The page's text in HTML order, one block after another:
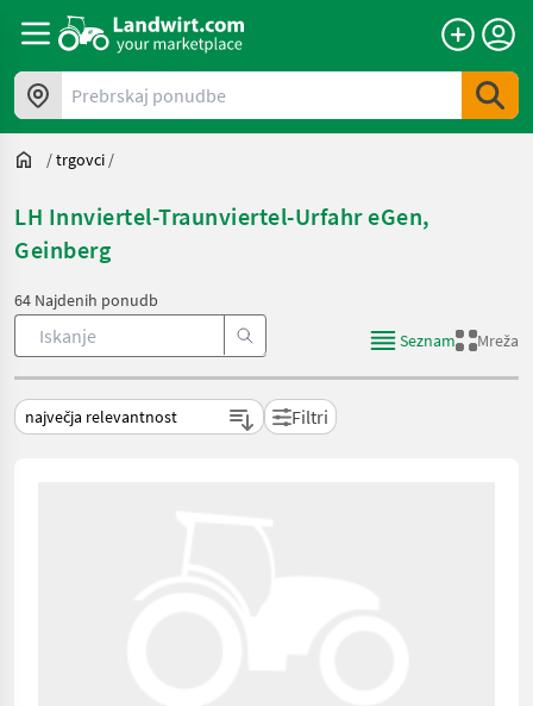
Prebrskaj ponudbe
/trgovci /
LH Innviertel-Traunviertel-Urfahr eGen,
Geinberg
64 Najdenih ponudb
Seznam
Mreža
Filtri